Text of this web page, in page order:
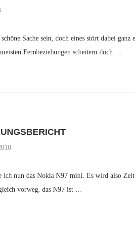
Sache sein, doch eines stört dabei
Fernbeziehungen scheitern doch …
ich nun das Nokia N97 mini. Es wird also
vorweg, das N97 ist …